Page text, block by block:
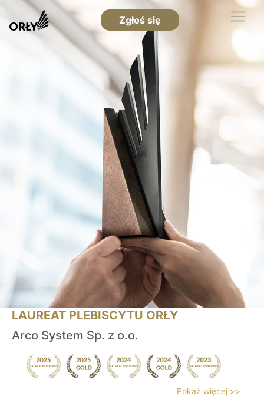
Zgłoś się
LAUREAT PLEBISCYTU ORŁY
Arco System Sp. z o.o.
Pokaż więcej >>